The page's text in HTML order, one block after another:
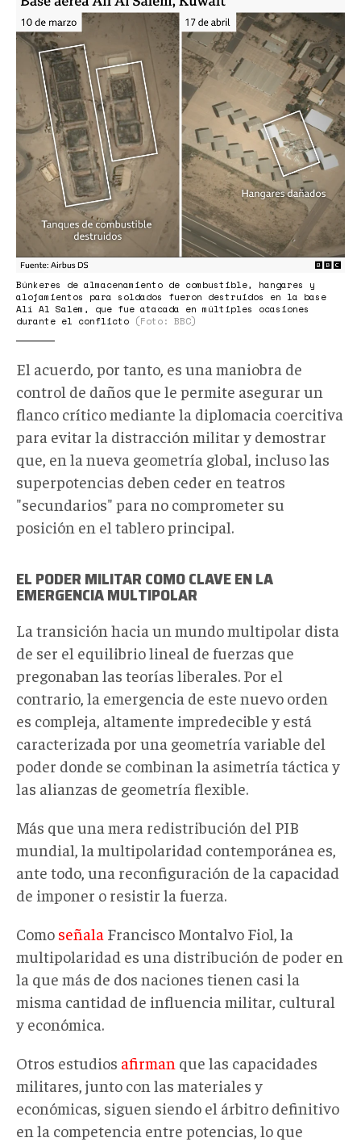
Búnkeres de almacenamiento de combustible, hangares y
alojamientos para soldados fueron destruidos en la base
Alí Al Salem, que fue atacada en múltiples ocasiones
durante el conflicto (Foto: BBC)
El acuerdo, por tanto, es una maniobra de
control de daños que le permite asegurar un
flanco crítico mediante la diplomacia coercitiva
para evitar la distracción militar y demostrar
que, en la nueva geometría global, incluso las
superpotencias deben ceder en teatros
"secundarios" para no comprometer su
posición en el tablero principal.
EL PODER MILITAR COMO CLAVE EN LA
EMERGENCIA MULTIPOLAR
La transición hacia un mundo multipolar dista
de ser el equilibrio lineal de fuerzas que
pregonaban las teorías liberales. Por el
contrario, la emergencia de este nuevo orden
es compleja, altamente impredecible y está
caracterizada por una geometría variable del
poder donde se combinan la asimetría táctica y
las alianzas de geometría flexible.
Más que una mera redistribución del PIB
mundial, la multipolaridad contemporánea es,
ante todo, una reconfiguración de la capacidad
de imponer o resistir la fuerza.
Como señala Francisco Montalvo Fiol, la
multipolaridad es una distribución de poder en
la que más de dos naciones tienen casi la
misma cantidad de influencia militar, cultural
y económica.
Otros estudios afirman que las capacidades
militares, junto con las materiales y
económicas, siguen siendo el árbitro definitivo
en la competencia entre potencias, lo que